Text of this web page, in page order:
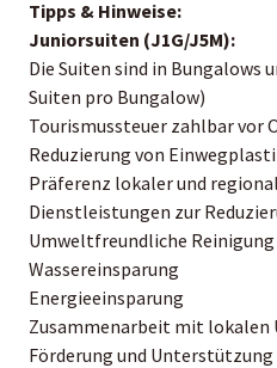
Tipps & Hinweise:
Juniorsuiten (J1G/J5M):
Die Suiten sind in Bungalows
Suiten pro Bungalow)
Tourismussteuer zahlbar vor
Reduzierung von
Präferenz lokaler und
Dienstleistungen zur
Umweltfreundliche Reinigung
Wassereinsparung
Energieeinsparung
Zusammenarbeit mit lokalen
Förderung und